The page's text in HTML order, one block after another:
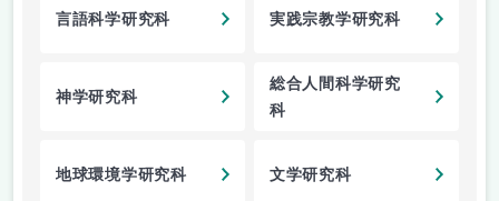
言語科学研究科 実践宗教学研究科
神学研究科
総合人間科学研究
科
地球環境学研究科 文学研究科